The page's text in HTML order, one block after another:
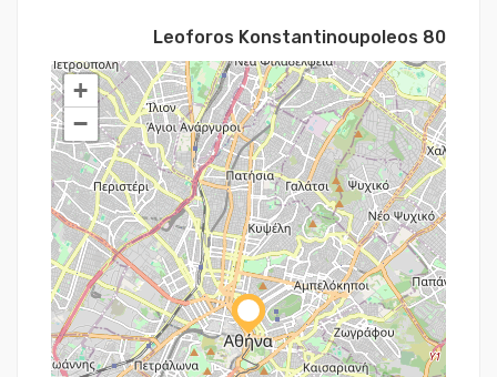
Leoforos Konstantinoupoleos 80
+
−